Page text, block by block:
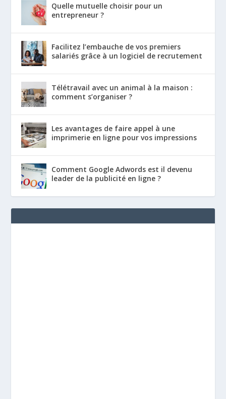
Quelle mutuelle choisir pour un
entrepreneur ?
Facilitez l’embauche de vos premiers
salariés grâce à un logiciel de recrutement
Télétravail avec un animal à la maison :
comment s’organiser ?
Les avantages de faire appel à une
imprimerie en ligne pour vos impressions
Comment Google Adwords est il devenu
leader de la publicité en ligne ?